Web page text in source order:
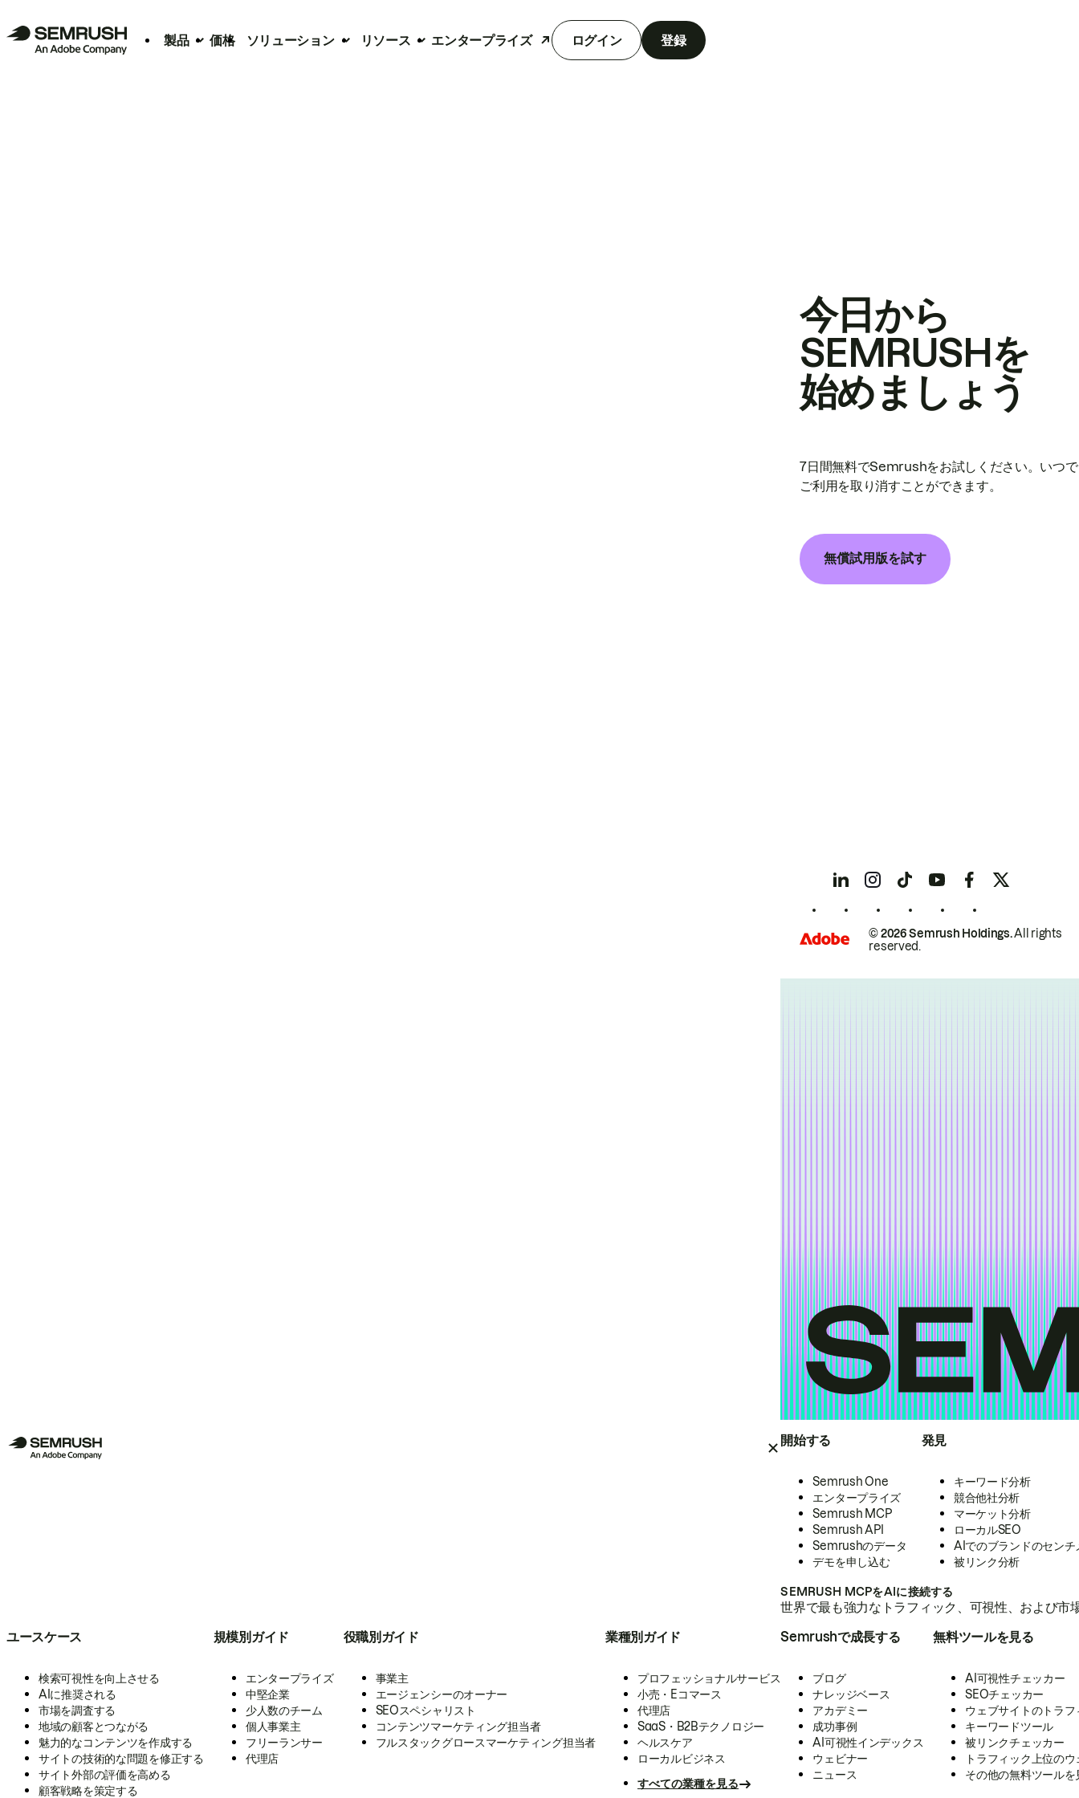
製品 価格 ソリューション リソース エンタープライズ ログイン 登録
開始する
Semrush One
エンタープライズ
Semrush MCP
Semrush API
Semrushのデータ
デモを申し込む
発見
キーワード分析
競合他社分析
マーケット分析
ローカルSEO
AIでのブランドのセンチ
被リンク分析
SEMRUSH MCPをAIに接続する
世界で最も強力なトラフィック、可視性、および
ユースケース
検索可視性を向上させる
AIに推奨される
市場を調査する
地域の顧客とつながる
魅力的なコンテンツを作成する
サイトの技術的な問題を修正する
サイト外部の評価を高める
顧客戦略を策定する
規模別ガイド
エンタープライズ
中堅企業
少人数のチーム
個人事業主
フリーランサー
代理店
役職別ガイド
事業主
エージェンシーのオーナー
SEOスペシャリスト
コンテンツマーケティング担当者
フルスタックグロースマーケティング担当者
業種別ガイド
プロフェッショナルサービス
小売・Eコマース
代理店
SaaS・B2Bテクノロジー
ヘルスケア
ローカルビジネス
すべての業種を見る
Semrushで成長する
ブログ
ナレッジベース
アカデミー
成功事例
AI可視性インデックス
ウェビナー
ニュース
無料ツールを見る
AI可視性チェッカー
SEOチェッカー
ウェブサイトのトラ
キーワードツール
被リンクチェッカー
トラフィック上位の
その他の無料ツールを
今日から
SEMRUSHを
始めましょう
7日間無料でSemrushをお試しください。いつ
ご利用を取り消すことができます。
無償試用版を試す
© 2026 Semrush Holdings.All rights
reserved.